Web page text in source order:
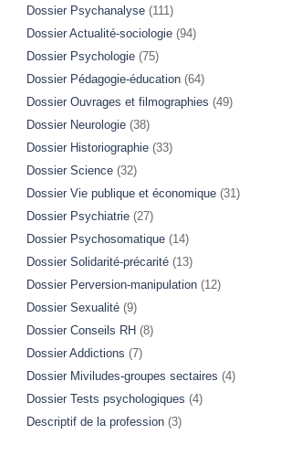
Dossier Psychanalyse (111)
Dossier Actualité-sociologie (94)
Dossier Psychologie (75)
Dossier Pédagogie-éducation (64)
Dossier Ouvrages et filmographies (49)
Dossier Neurologie (38)
Dossier Historiographie (33)
Dossier Science (32)
Dossier Vie publique et économique (31)
Dossier Psychiatrie (27)
Dossier Psychosomatique (14)
Dossier Solidarité-précarité (13)
Dossier Perversion-manipulation (12)
Dossier Sexualité (9)
Dossier Conseils RH (8)
Dossier Addictions (7)
Dossier Miviludes-groupes sectaires (4)
Dossier Tests psychologiques (4)
Descriptif de la profession (3)